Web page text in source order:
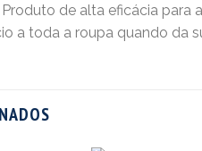
Produto de alta eficácia
a toda a roupa quando da